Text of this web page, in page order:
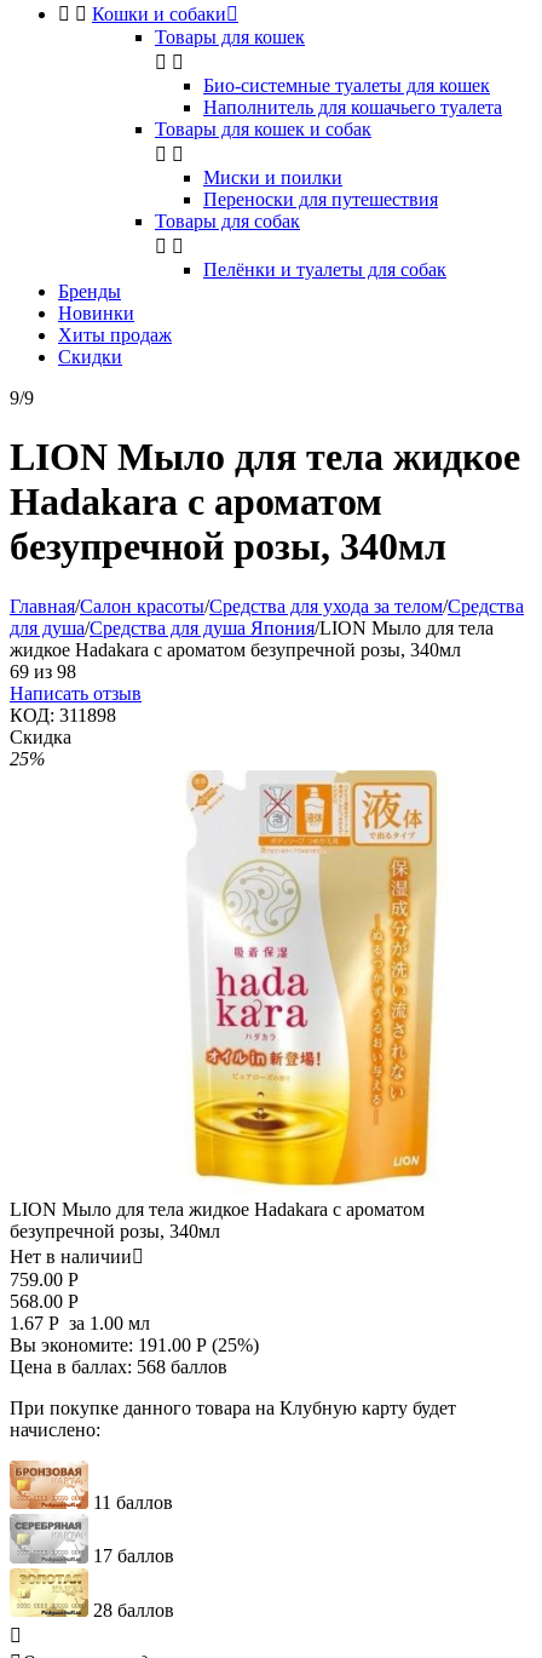
  Кошки и собаки
Товары для кошек
 
Био-системные туалеты для кошек
Наполнитель для кошачьего туалета
Товары для кошек и собак
 
Миски и поилки
Переноски для путешествия
Товары для собак
 
Пелёнки и туалеты для собак
Бренды
Новинки
Хиты продаж
Скидки
9/9
LION Мыло для тела жидкое
Hadakara с ароматом
безупречной розы, 340мл
Главная/Салон красоты/Средства для ухода за телом/Средства
для душа/Средства для душа Япония/LION Мыло для тела
жидкое Hadakara с ароматом безупречной розы, 340мл
69 из 98
Написать отзыв
КОД: 311898
Скидка
25%
LION Мыло для тела жидкое Hadakara с ароматом
безупречной розы, 340мл
Нет в наличии
759.00 Р
568.00 Р
1.67 Р за 1.00 мл
Вы экономите: 191.00 Р (25%)
Цена в баллах: 568 баллов
При покупке данного товара на Клубную карту будет
начислено:
11 баллов
17 баллов
28 баллов
